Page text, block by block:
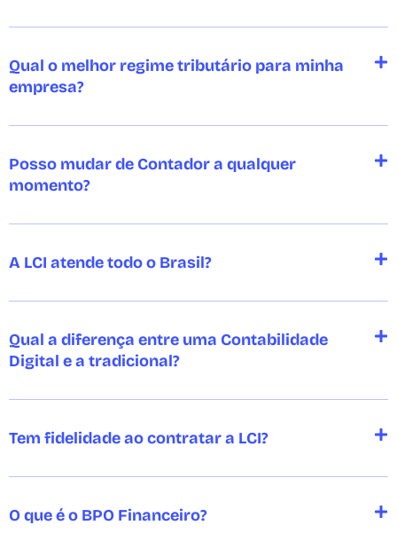
Qual o melhor regime tributário para minha
empresa?
Posso mudar de Contador a qualquer
momento?
A LCI atende todo o Brasil?
Qual a diferença entre uma Contabilidade
Digital e a tradicional?
Tem fidelidade ao contratar a LCI?
O que é o BPO Financeiro?